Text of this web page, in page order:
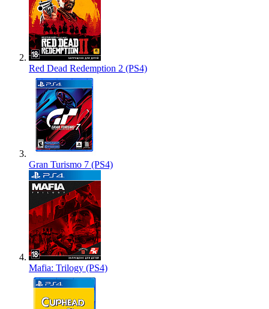
Red Dead Redemption 2 (PS4)
Gran Turismo 7 (PS4)
Mafia: Trilogy (PS4)